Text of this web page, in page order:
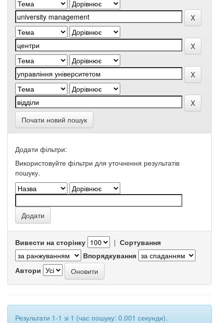
Почати новий пошук
Додати фільтри:
Використовуйте фільтри для уточнення результатів
пошуку.
Вивести на сторінку | Сортування
Впорядкування
Автори
Результати 1-1 зі 1 (час пошуку: 0.001 секунди).